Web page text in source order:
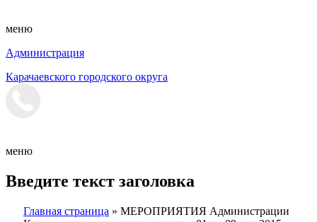
меню
Администрация
Карачаевского городского округа
меню
Введите текст заголовка
Главная страница » МЕРОПРИЯТИЯ Администрации